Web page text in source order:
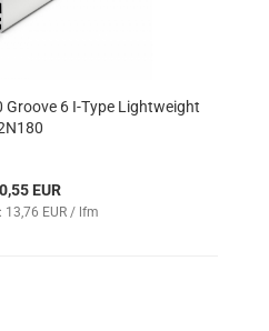
6 I-Type Lightweight
EUR
13,76 EUR / lfm